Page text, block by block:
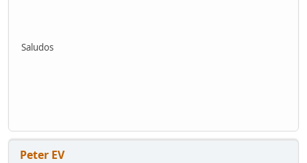
Saludos
Peter EV